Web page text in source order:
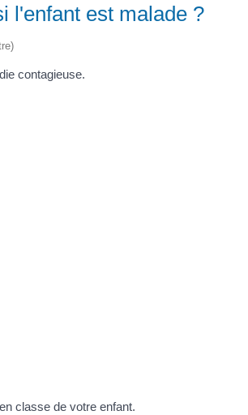
l'enfant est malade ?
contagieuse.
classe de votre enfant.